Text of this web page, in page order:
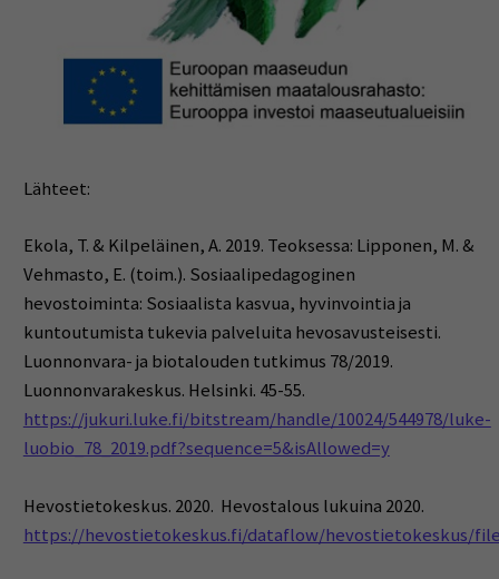
Lähteet:
Ekola, T. & Kilpeläinen, A. 2019. Teoksessa: Lipponen, M. &
Vehmasto, E. (toim.). Sosiaalipedagoginen
hevostoiminta: Sosiaalista kasvua, hyvinvointia ja
kuntoutumista tukevia palveluita hevosavusteisesti.
Luonnonvara- ja biotalouden tutkimus 78/2019.
Luonnonvarakeskus. Helsinki. 45-55.
https://jukuri.luke.fi/bitstream/handle/10024/544978/luke-
luobio_78_2019.pdf?sequence=5&isAllowed=y
Hevostietokeskus. 2020. Hevostalous lukuina 2020.
https://hevostietokeskus.fi/dataflow/hevostietokeskus/